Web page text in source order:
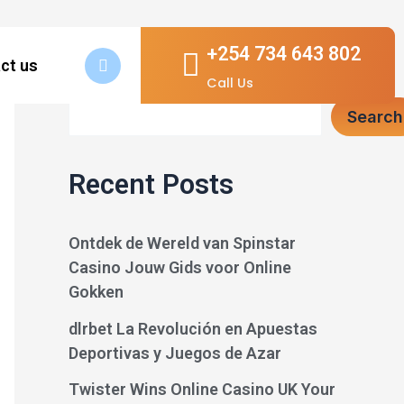
us +254 734 643 802
Call Us
Search
Search
Recent Posts
Ontdek de Wereld van Spinstar
Casino Jouw Gids voor Online
Gokken
dlrbet La Revolución en Apuestas
Deportivas y Juegos de Azar
Twister Wins Online Casino UK Your